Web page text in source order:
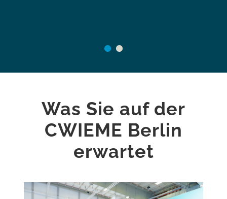
Was Sie auf der
CWIEME Berlin
erwartet